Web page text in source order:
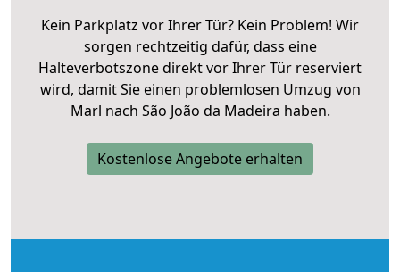
Kein Parkplatz vor Ihrer Tür? Kein Problem! Wir
sorgen rechtzeitig dafür, dass eine
Halteverbotszone direkt vor Ihrer Tür reserviert
wird, damit Sie einen problemlosen Umzug von
Marl nach São João da Madeira haben.
Kostenlose Angebote erhalten